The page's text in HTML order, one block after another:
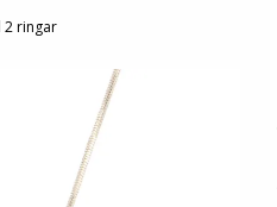
2 ringar